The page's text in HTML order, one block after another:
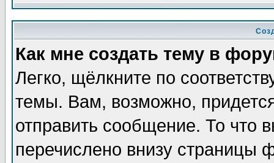
Как мне создать тему в
Легко, щёлкните по
темы. Вам, возможно,
отправить сообщение. То что
перечислено внизу страницы